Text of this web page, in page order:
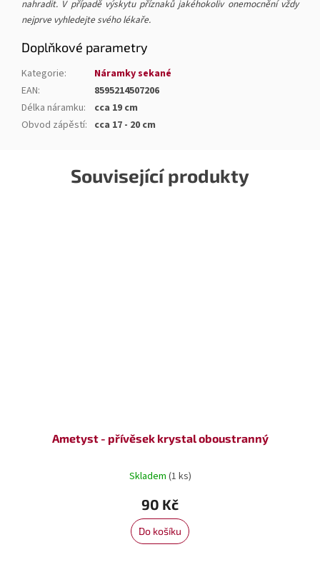
Související produkty
Ametyst - přívěsek krystal oboustranný
Skladem (1 ks)
90 Kč
Do košíku
nahradit. V případě výskytu příznaků jakéhokoliv onemocnění vždy
nejprve vyhledejte svého lékaře.
Doplňkové parametry
Kategorie:
Náramky sekané
EAN:
8595214507206
Délka náramku:
cca 19 cm
Obvod zápěstí: cca 17 - 20 cm